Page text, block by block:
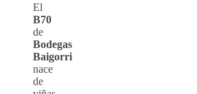
El
B70
de
Bodegas
Baigorri
nace
de